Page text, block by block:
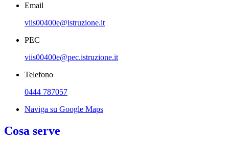
Email
viis00400e@istruzione.it
PEC
viis00400e@pec.istruzione.it
Telefono
0444 787057
Naviga su Google Maps
Cosa serve